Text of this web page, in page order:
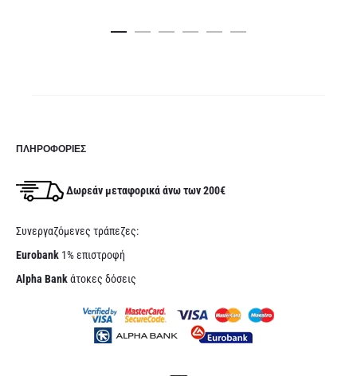
καλάθι
ΠΛΗΡΟΦΟΡΊΕΣ
Δωρεάν μεταφορικά άνω των 200€
Συνεργαζόμενες τράπεζες:
Eurobank 1% επιστροφή
Alpha Bankάτοκες δόσεις